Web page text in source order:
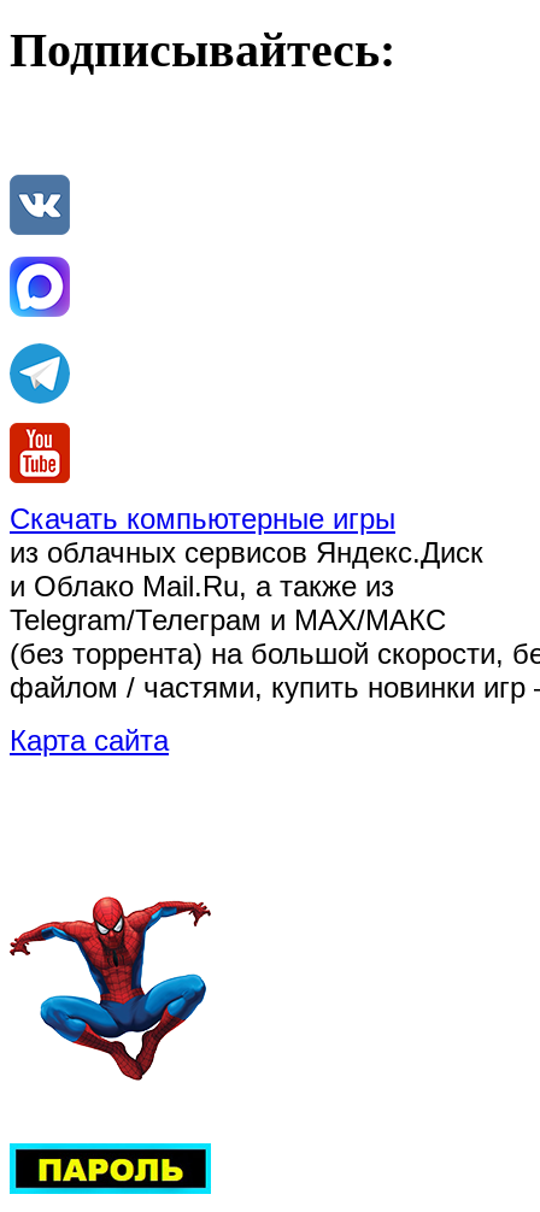
Подписывайтесь:
Скачать компьютерные игры
из облачных сервисов Яндекс.Диск
и Облако Mail.Ru, а также из
Telegram/Телеграм и MAX/МАКС
(без торрента) на большой скорости,
файлом / частями, купить новинки
Карта сайта